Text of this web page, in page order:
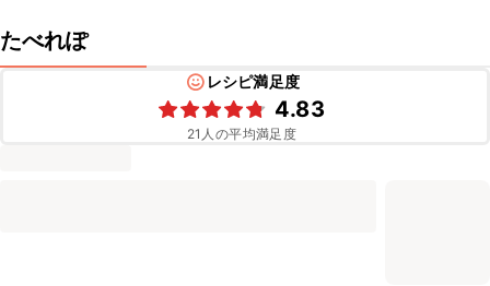
たべれぽ
レシピ満足度
4.83
21 人の平均満足度